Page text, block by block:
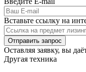
Вставьте ссылку на
Отправить запрос
Оставляя заявку, вы
Другая техника